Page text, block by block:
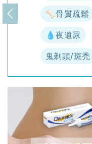
🦴骨質疏鬆
💧夜遺尿
鬼剃頭/斑禿
上一頁